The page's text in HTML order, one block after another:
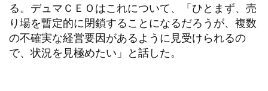
る。デュマＣＥＯはこれについて、「ひとまず、売
り場を暫定的に閉鎖することになるだろうが、複数
の不確実な経営要因があるように見受けられるの
で、状況を見極めたい」と話した。